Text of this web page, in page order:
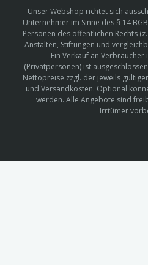
Unser Webshop richtet sich
Unternehmer im Sinne des § 14
Personen des öffentlichen Rechts
Anstalten, Stiftungen und
Ein Verkauf an Verbraucher
(Privatpersonen) ist
Nettopreise zzgl. der jeweils
und Versandkosten. Optional
werden. Alle Angebote sind
Irrtümer